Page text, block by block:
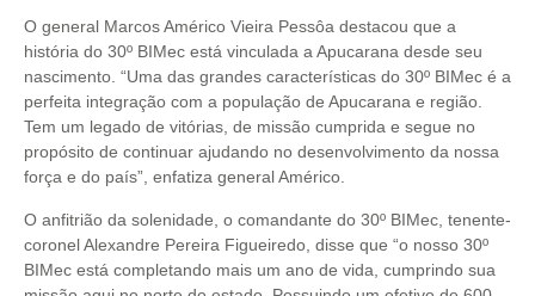
O general Marcos Américo Vieira Pessôa destacou que a
história do 30º BIMec está vinculada a Apucarana desde seu
nascimento. “Uma das grandes características do 30º BIMec é a
perfeita integração com a população de Apucarana e região.
Tem um legado de vitórias, de missão cumprida e segue no
propósito de continuar ajudando no desenvolvimento da nossa
força e do país”, enfatiza general Américo.
O anfitrião da solenidade, o comandante do 30º BIMec, tenente-
coronel Alexandre Pereira Figueiredo, disse que “o nosso 30º
BIMec está completando mais um ano de vida, cumprindo sua